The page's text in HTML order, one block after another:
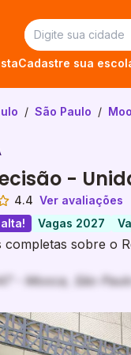
Cadastre sua
/ São Paulo /
-
4.4 Ver avaliações
Vagas 2027
sobre o
- Mooca, São